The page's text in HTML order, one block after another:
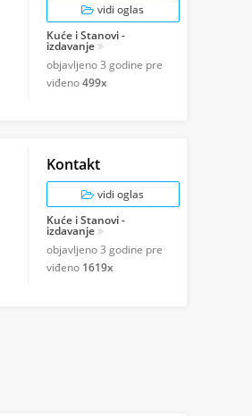
vidi oglas
Kuće i Stanovi -
izdavanje
objavljeno3 godine pre
viđeno499x
Kontakt
vidi oglas
Kuće i Stanovi -
izdavanje
objavljeno3 godine pre
viđeno 1619x